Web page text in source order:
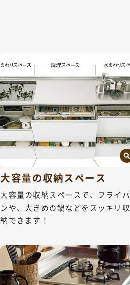
大容量の収納スペース
大容量の収納スペースで、フライパ
ンや、大きめの鍋などをスッキリ収
納できます！